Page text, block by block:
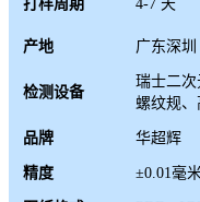
打样周期 4-7 天
产地 广东深圳
检测设备
瑞士二次
螺纹规
品牌 华超辉
精度 ±0.01毫